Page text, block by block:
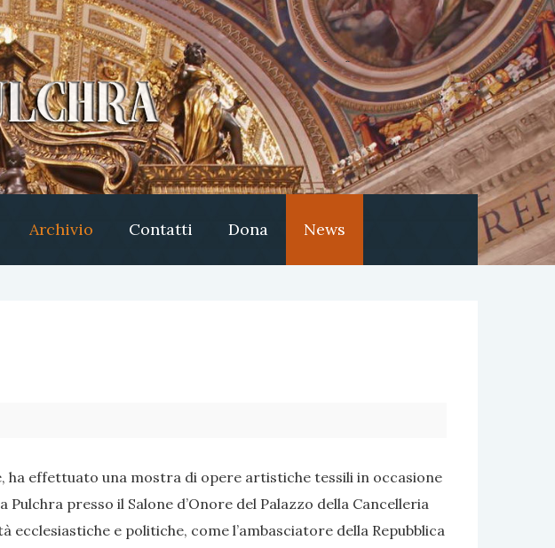
Archivio Contatti Dona News
ha effettuato una mostra di opere artistiche tessili in occasione
presso il Salone d’Onore del Palazzo della Cancelleria
e politiche, come l’ambasciatore della Repubblica